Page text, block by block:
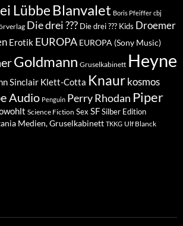
Lübbe Blanvalet Boris Pfeiffer cbj
Die drei ??? Die drei ??? Kids Droemer
Erotik EUROPA EUROPA (Sony Music)
Goldmann Gruselkabinett Heyne
Sinclair Klett-Cotta Knaur kosmos
Audio Penguin Perry Rhodan Piper
Science Fiction Sex SFSilber Edition
Medien, Gruselkabinett TKKG Ulf Blanck